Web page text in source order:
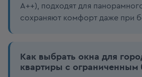
A++), подходят для
сохраняют комфорт даже при
Как выбрать окна для
квартиры с